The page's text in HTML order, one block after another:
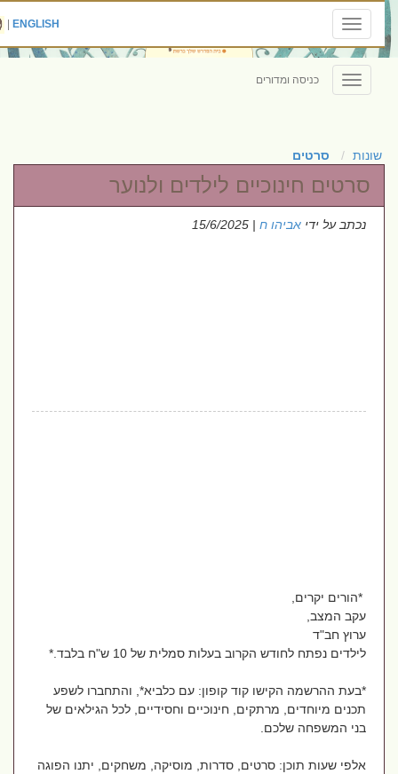
Toggle
navigation
ENGLISH
|
Toggle
navigation
כניסה ומדורים
שונות סרטים
סרטים חינוכיים לילדים ולנוער
נכתב על ידיאביהו ח| 15/6/2025
*הורים יקרים,
עקב המצב,
ערוץ חב"ד
לילדים נפתח לחודש הקרוב בעלות סמלית של 10 ש"ח בלבד.*
*בעת ההרשמה הקישו קוד קופון: עם כלביא*, והתחברו לשפע
תכנים מיוחדים, מרתקים, חינוכיים וחסידיים, לכל הגילאים של
בני המשפחה שלכם.
אלפי שעות תוכן: סרטים, סדרות, מוסיקה, משחקים, יתנו הפוגה